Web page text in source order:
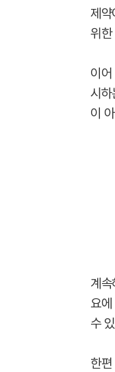
제약
위한
이
시하
이
계
요
수
한